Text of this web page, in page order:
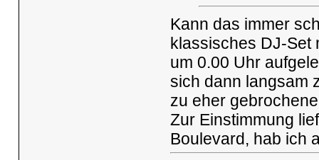
Kann das immer
klassisches DJ-Set
um 0.00 Uhr
sich dann langsam
zu eher
Zur Einstimmung
Boulevard, hab ich